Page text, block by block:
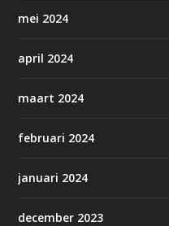
mei 2024
april 2024
maart 2024
februari 2024
januari 2024
december 2023